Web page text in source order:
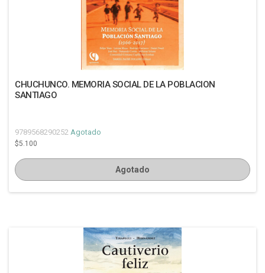
CHUCHUNCO. MEMORIA SOCIAL DE LA POBLACION
SANTIAGO
9789568290252 Agotado
$5.100
Agotado